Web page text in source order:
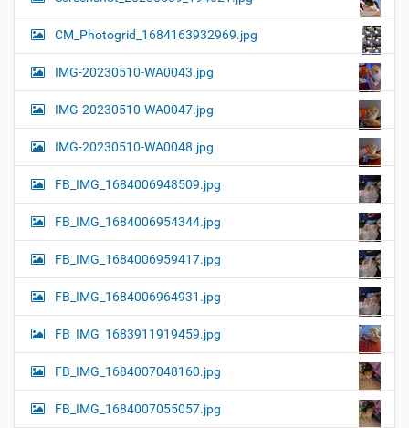
CM_Photogrid_1684163932969.jpg
IMG-20230510-WA0043.jpg
IMG-20230510-WA0047.jpg
IMG-20230510-WA0048.jpg
FB_IMG_1684006948509.jpg
FB_IMG_1684006954344.jpg
FB_IMG_1684006959417.jpg
FB_IMG_1684006964931.jpg
FB_IMG_1683911919459.jpg
FB_IMG_1684007048160.jpg
FB_IMG_1684007055057.jpg